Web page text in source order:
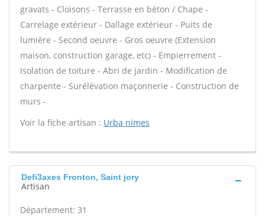
gravats - Cloisons - Terrasse en béton / Chape -
Carrelage extérieur - Dallage extérieur - Puits de
lumière - Second oeuvre - Gros oeuvre (Extension
maison, construction garage, etc) - Empierrement -
Isolation de toiture - Abri de jardin - Modification de
charpente - Surélévation maçonnerie - Construction de
murs -
Voir la fiche artisan : Urba nimes
Defi3axes Fronton, Saint jory
Artisan
Département: 31